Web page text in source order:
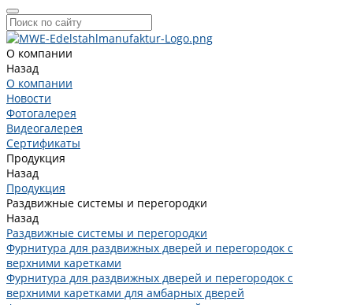
О компании
Назад
О компании
Новости
Фотогалерея
Видеогалерея
Сертификаты
Продукция
Назад
Продукция
Раздвижные системы и перегородки
Назад
Раздвижные системы и перегородки
Фурнитура для раздвижных дверей и перегородок с
верхними каретками
Фурнитура для раздвижных дверей и перегородок с
верхними каретками для амбарных дверей